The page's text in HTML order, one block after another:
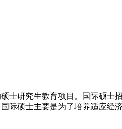
士研究生教育项目。国际硕
际硕士主要是为了培养适应